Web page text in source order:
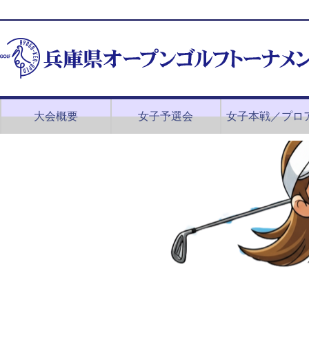
大会概要 女子予選会 女子本戦／プロ